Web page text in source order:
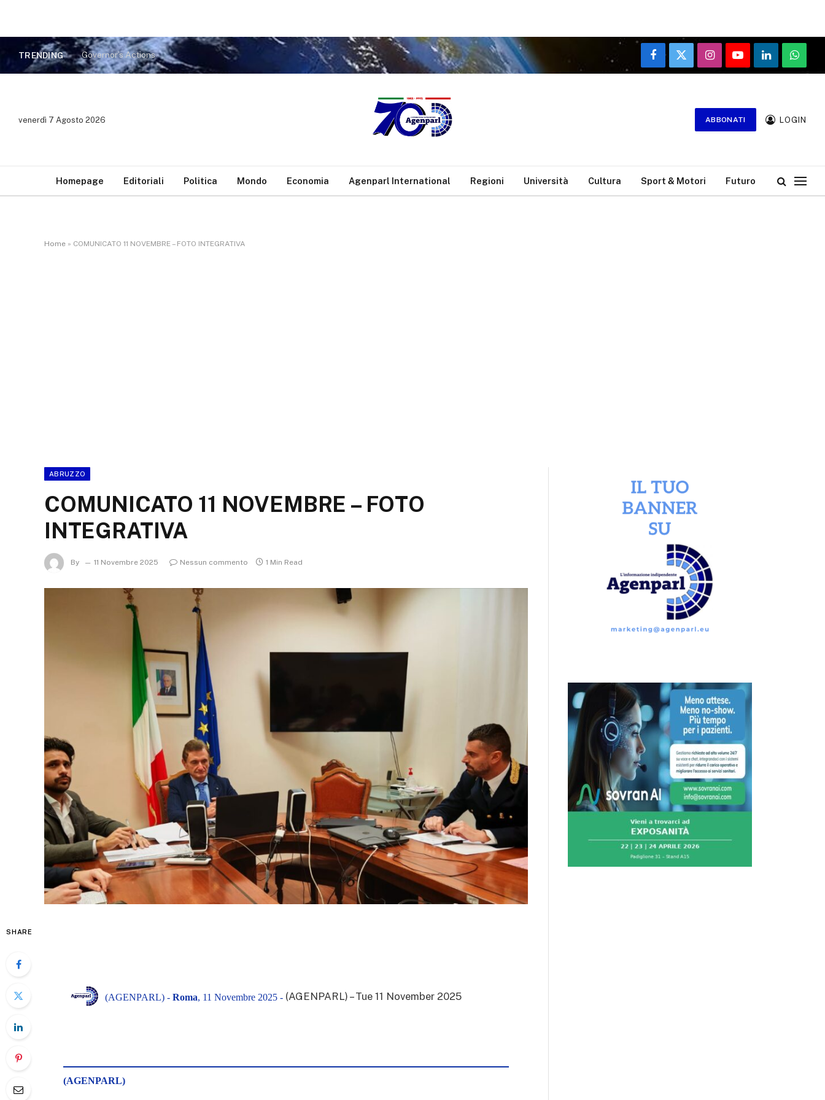
TRENDING Governor’s Actions
Facebook
X
(Twitter)
InstagramYouTubeLinkedIn
venerdì 7 Agosto 2026 ABBONATI LOGIN
Homepage Editoriali Politica Mondo Economia Agenparl International Regioni Università Cultura Sport & Motori Futuro
Home » COMUNICATO 11 NOVEMBRE – FOTO INTEGRATIVA
ABRUZZO
COMUNICATO 11 NOVEMBRE – FOTO
INTEGRATIVA
By 11 Novembre 2025 Nessun commento 1 Min Read
SHARE
(AGENPARL) - Roma, 11 Novembre 2025 - (AGENPARL) – Tue 11 November 2025
(AGENPARL)